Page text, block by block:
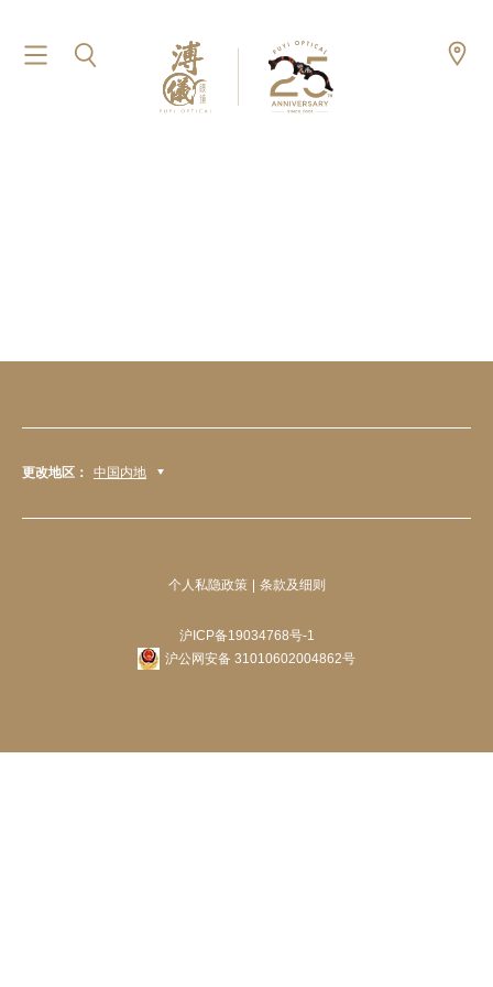
更改地区： 中国内地
个人私隐政策 条款及细则
沪ICP备19034768号-1
沪公网安备 31010602004862号